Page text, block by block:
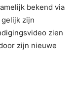
bekend via
gelijk zijn
zien
zijn nieuwe